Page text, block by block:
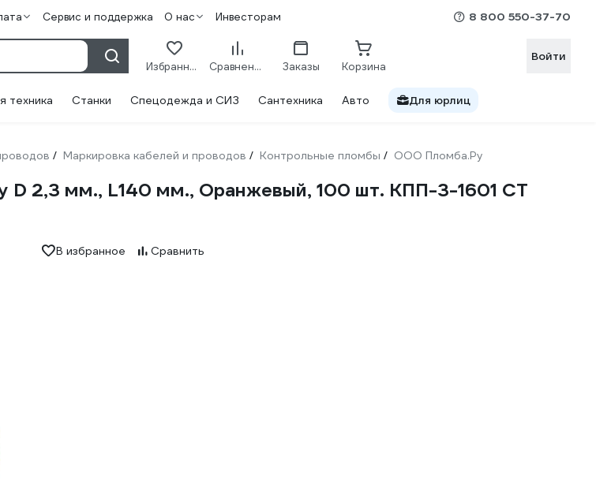
Сервис и поддержка О нас Инвесторам 8 800 550-37-70
Избранное Сравнение Заказы Корзина
Войти
техника Станки Спецодежда и СИЗ Сантехника Авто Для юрлиц
/ Маркировка кабелей и проводов / Контрольные пломбы / ООО Пломба.Ру
2,3 мм., L140 мм., Оранжевый, 100 шт. КПП-3-1601 СТ
В избранное Сравнить